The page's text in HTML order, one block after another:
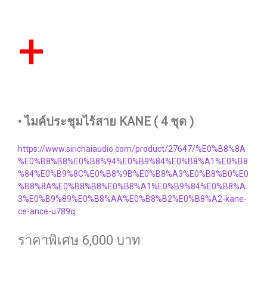
+
• ไมค์ประชุมไร้สาย KANE ( 4 ชุด )
https://www.sirichaiaudio.com/product/27647/%E0%B8%8A
%E0%B8%B8%E0%B8%94%E0%B9%84%E0%B8%A1%E0%B8
%84%E0%B9%8C%E0%B8%9B%E0%B8%A3%E0%B8%B0%E0
%B8%8A%E0%B8%B8%E0%B8%A1%E0%B9%84%E0%B8%A
3%E0%B9%89%E0%B8%AA%E0%B8%B2%E0%B8%A2-kane-
ce-ance-u789q
ราคาพิเศษ 6,000 บาท